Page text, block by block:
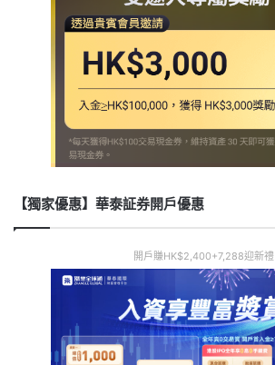
【獨家優惠】華泰証券開戶優惠
開戶賺HK$2,400+7,288迎新禮